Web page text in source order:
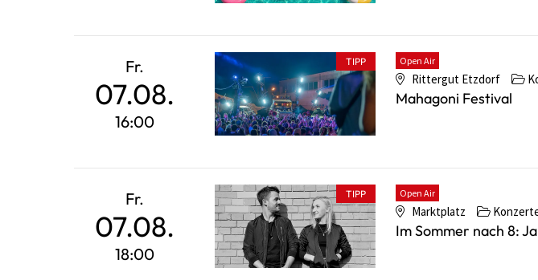
Rittergut Etzdorf
TIPP
Fr.
07.08.
16:00
Open Air
Mahagoni Festival
Marktplatz
TIPP
Fr.
07.08.
18:00
Open Air
Im Sommer nach 8: